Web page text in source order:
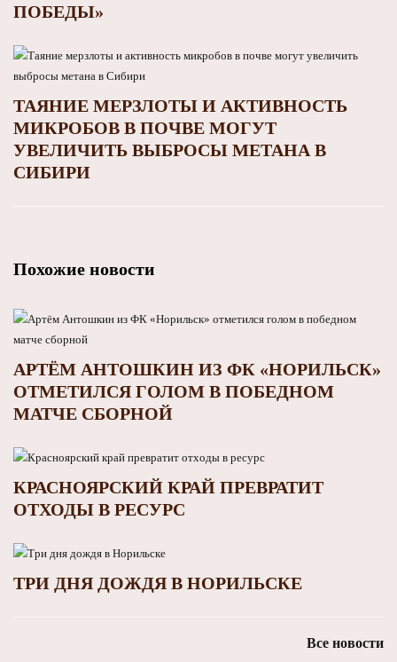
ПОБЕДЫ»
ТАЯНИЕ МЕРЗЛОТЫ И АКТИВНОСТЬ
МИКРОБОВ В ПОЧВЕ МОГУТ
УВЕЛИЧИТЬ ВЫБРОСЫ МЕТАНА В
СИБИРИ
Похожие новости
АРТЁМ АНТОШКИН ИЗ ФК «НОРИЛЬСК»
ОТМЕТИЛСЯ ГОЛОМ В ПОБЕДНОМ
МАТЧЕ СБОРНОЙ
КРАСНОЯРСКИЙ КРАЙ ПРЕВРАТИТ
ОТХОДЫ В РЕСУРС
ТРИ ДНЯ ДОЖДЯ В НОРИЛЬСКЕ
Все новости